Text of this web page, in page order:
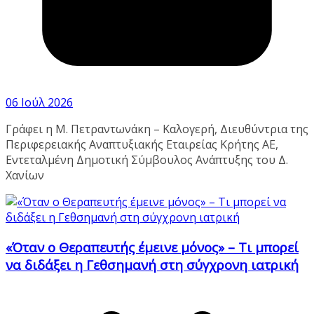
06 Ιούλ 2026
Γράφει η Μ. Πετραντωνάκη – Καλογερή, Διευθύντρια της
Περιφερειακής Αναπτυξιακής Εταιρείας Κρήτης ΑΕ,
Εντεταλμένη Δημοτική Σύμβουλος Ανάπτυξης του Δ.
Χανίων
«Όταν ο Θεραπευτής έμεινε μόνος» – Τι μπορεί
να διδάξει η Γεθσημανή στη σύγχρονη ιατρική